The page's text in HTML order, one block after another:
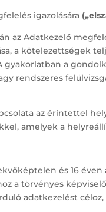
igazolására
az Adatkezelő
a kötelezettségek
a
rendszeres
az érintettel
amelyek a
és 16
a törvényes
adatkezelést